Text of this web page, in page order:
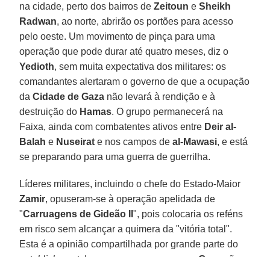
na cidade, perto dos bairros deZeitoun eSheikh
Radwan, ao norte, abrirão os portões para acesso
pelo oeste. Um movimento de pinça para uma
operação que pode durar até quatro meses, diz o
Yedioth, sem muita expectativa dos militares: os
comandantes alertaram o governo de que a ocupação
daCidade de Gaza não levará à rendição e à
destruição do Hamas. O grupo permanecerá na
Faixa, ainda com combatentes ativos entre Deir al-
Balah e Nuseirat e nos campos deal-Mawasi, e está
se preparando para uma guerra de guerrilha.
Líderes militares, incluindo o chefe do Estado-Maior
Zamir, opuseram-se à operação apelidada de
"Carruagens de Gideão II", pois colocaria os reféns
em risco sem alcançar a quimera da "vitória total".
Esta é a opinião compartilhada por grande parte do